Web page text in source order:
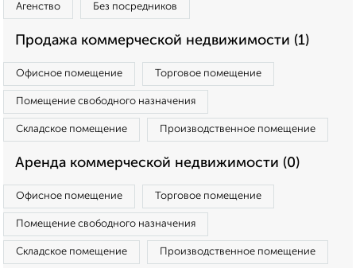
Агенство Без посредников
Продажа коммерческой недвижимости (1)
Офисное помещение Торговое помещение
Помещение свободного назначения
Складское помещение Производственное помещение
Аренда коммерческой недвижимости (0)
Офисное помещение Торговое помещение
Помещение свободного назначения
Складское помещение Производственное помещение